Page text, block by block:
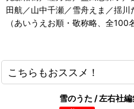
田航／山中千瀬／雪舟えま／揺
（あいうえお順・敬称略、全100
こちらもおススメ！
雪のうた / 左右社編